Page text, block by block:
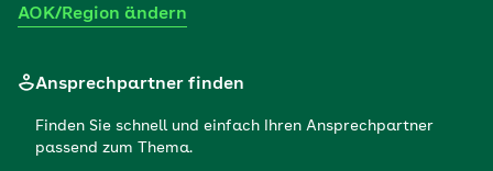
AOK/Region ändern
Ansprechpartner finden
Finden Sie schnell und einfach Ihren Ansprechpartner
passend zum Thema.